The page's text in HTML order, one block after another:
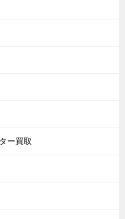
ー買取